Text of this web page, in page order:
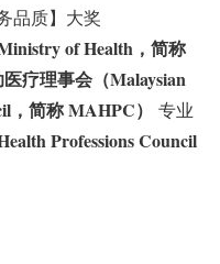
品质】大奖
of Health，简称
疗理事会（Malaysian
，简称 MAHPC）
专业
Professions Council